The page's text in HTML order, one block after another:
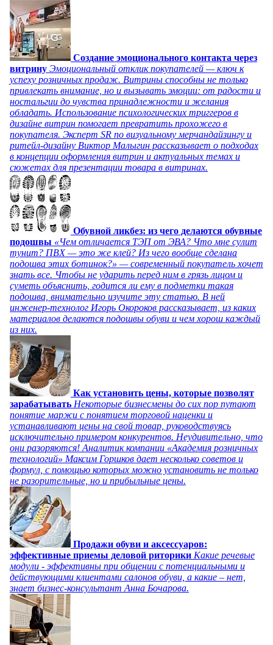
Создание эмоционального контакта через
витрину Эмоциональный отклик покупателей — ключ к
успеху розничных продаж. Витрины способны не только
привлекать внимание, но и вызывать эмоции: от радости и
ностальгии до чувства принадлежности и желания
обладать. Использование психологических триггеров в
дизайне витрин помогает превратить прохожего в
покупателя. Эксперт SR по визуальному мерчандайзингу и
ритейл-дизайну Виктор Малыгин рассказывает о подходах
в концепции оформления витрин и актуальных темах и
сюжетах для презентации товара в витринах.
Обувной ликбез: из чего делаются обувные
подошвы «Чем отличается ТЭП от ЭВА? Что мне сулит
тунит? ПВХ — это же клей? Из чего вообще сделана
подошва этих ботинок?» — современный покупатель хочет
знать все. Чтобы не ударить перед ним в грязь лицом и
суметь объяснить, годится ли ему в подметки такая
подошва, внимательно изучите эту статью. В ней
инженер-технолог Игорь Окороков рассказывает, из каких
материалов делаются подошвы обуви и чем хорош каждый
из них.
Как установить цены, которые позволят
зарабатывать Некоторые бизнесмены до сих пор путают
понятие маржи с понятием торговой наценки и
устанавливают цены на свой товар, руководствуясь
исключительно примером конкурентов. Неудивительно, что
они разоряются! Аналитик компании «Академия розничных
технологий» Максим Горшков дает несколько советов и
формул, с помощью которых можно установить не только
не разорительные, но и прибыльные цены.
Продажи обуви и аксессуаров:
эффективные приемы деловой риторики Какие речевые
модули - эффективны при общении с потенциальными и
действующими клиентами салонов обуви, а какие – нет,
знает бизнес-консультант Анна Бочарова.